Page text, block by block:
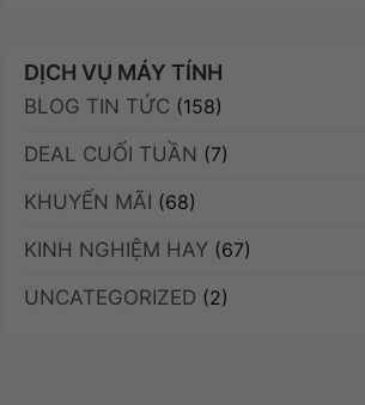
kế
nhỏ
mẽ,
nhỏ
gọn,
giá
ưu
đãi
PRO
MP341CQW-
5
mạnh
bật
2026
sánh
Xiaomi
17T
iPhone
2026:
là
chọn
luận
ở
ASUS
ROG
Zephyrus
DUO
2026:
Mỏng
hơn
đợi,
DỊCH VỤ MÁY TÍNH
BLOG TIN TỨC (158)
DEAL CUỐI TUẦN (7)
KHUYẾN MÃI (68)
KINH NGHIỆM HAY (67)
UNCATEGORIZED (2)